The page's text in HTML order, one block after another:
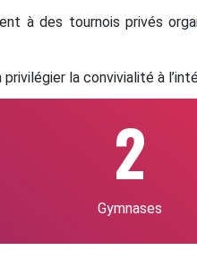
à des tournois privés
la convivialité à
2
Gymnases